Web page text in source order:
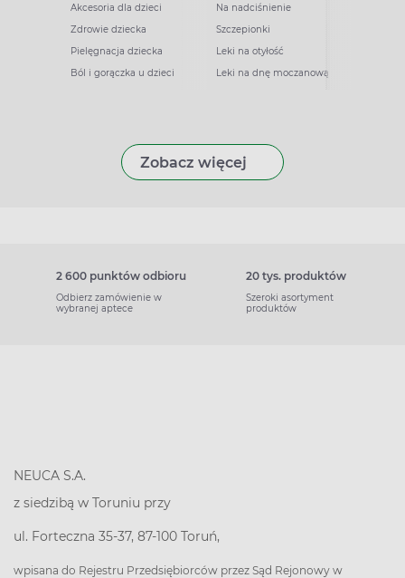
Akcesoria dla dzieci
Zdrowie dziecka
Pielęgnacja dziecka
Ból i gorączka u dzieci
Na nadciśnienie
Szczepionki
Leki na otyłość
Leki na dnę moczanową
Zobacz więcej
2 600 punktów odbioru
Odbierz zamówienie w
wybranej aptece
20 tys. produktów
Szeroki asortyment
produktów
NEUCA S.A.
z siedzibą w Toruniu przy
ul. Forteczna 35-37, 87-100 Toruń,
wpisana do Rejestru Przedsiębiorców przez Sąd Rejonowy w